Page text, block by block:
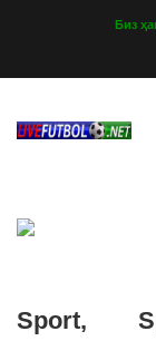
Биз
Sport,